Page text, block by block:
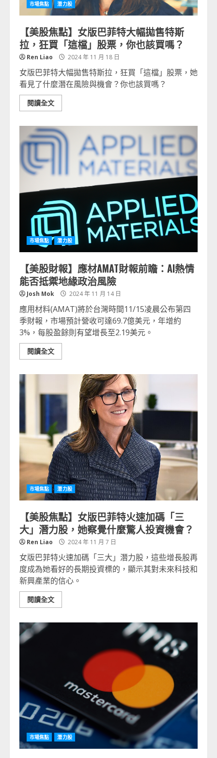
市場焦點 潛力股
【美股焦點】女版巴菲特大幅拋售特斯
拉，狂買「這檔」股票，你也該買嗎？
Ren Liao 2024 年 11 月 18 日
女版巴菲特大幅拋售特斯拉，狂買「這檔」股票，她
看見了什麼潛在風險與機會？你也該買嗎？
閱讀全文
市場焦點 潛力股
【美股財報】應材AMAT財報前瞻：AI熱情
能否抵禦地緣政治風險
Josh Mok 2024 年 11 月 14 日
應用材料(AMAT)將於台灣時間11/15凌晨公布第四
季財報，市場預計營收可達69.7億美元，年增約
3%，每股盈餘則有望增長至2.19美元。
閱讀全文
市場焦點 潛力股
【美股焦點】女版巴菲特火速加碼「三
大」潛力股，她察覺什麼驚人投資機會？
Ren Liao 2024 年 11 月 7 日
女版巴菲特火速加碼「三大」潛力股，這些增長股再
度成為她看好的長期投資標的，顯示其對未來科技和
新興產業的信心。
閱讀全文
市場焦點 潛力股